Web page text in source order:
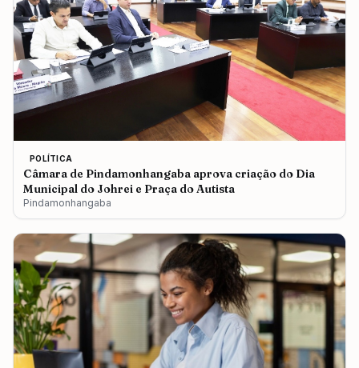
POLÍTICA
Câmara de Pindamonhangaba aprova criação do Dia
Municipal do Johrei e Praça do Autista
Pindamonhangaba